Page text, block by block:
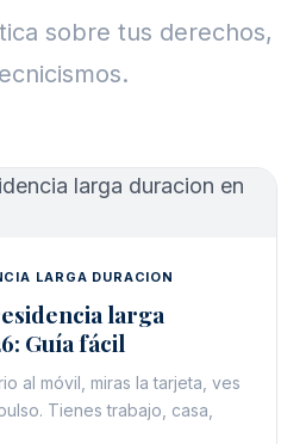
sobre tus derechos,
LARGA DURACION
larga
Guía fácil
al móvil, miras la tarjeta, ves
Tienes trabajo, casa,